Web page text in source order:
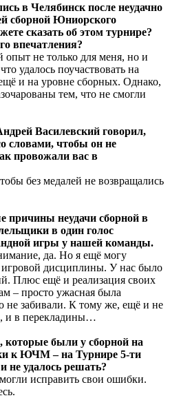
в Челябинск после неудачно
сборной Юниорского
сказать об этом турнире?
впечатления?
не только для меня, но и
удалось поучаствовать на
и на уровне сборных. Однако,
тем, что не смогли
Василевский говорил,
словами, чтобы он не
провожали вас в
без медалей не возвращались
причины неудачи сборной в
в один голос
игры у нашей команды.
да. Но я ещё могу
игровой дисциплины. У нас было
Плюс ещё и реализация своих
– просто ужасная была
не забивали. К тому же, ещё и не
и в перекладины…
были у сборной на
к ЮЧМ – на Турнире 5-ти
не удалось решать?
исправить свои ошибки.